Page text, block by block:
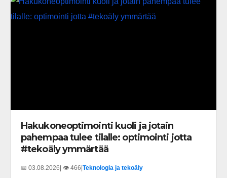
Hakukoneoptimointi kuoli ja jotain
pahempaa tulee tilalle: optimointi jotta
#tekoäly ymmärtää
📅 03.08.2026| 👁️ 466|Teknologia ja tekoäly